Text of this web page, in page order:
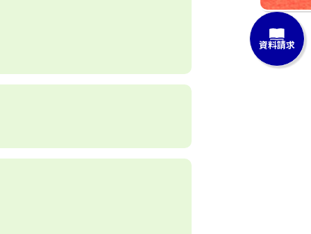
資料請求